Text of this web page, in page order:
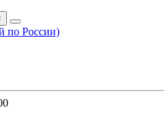
по России)